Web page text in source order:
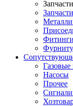
Фитинги
Насосы
Прочее